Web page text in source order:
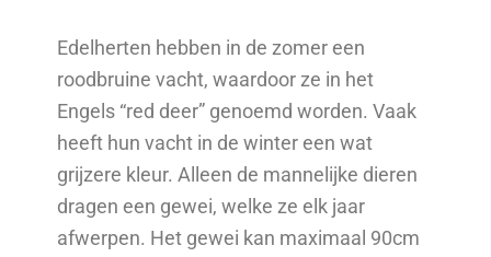
Edelherten hebben in de zomer een
roodbruine vacht, waardoor ze in het
Engels “red deer” genoemd worden. Vaak
heeft hun vacht in de winter een wat
grijzere kleur. Alleen de mannelijke dieren
dragen een gewei, welke ze elk jaar
afwerpen. Het gewei kan maximaal 90cm